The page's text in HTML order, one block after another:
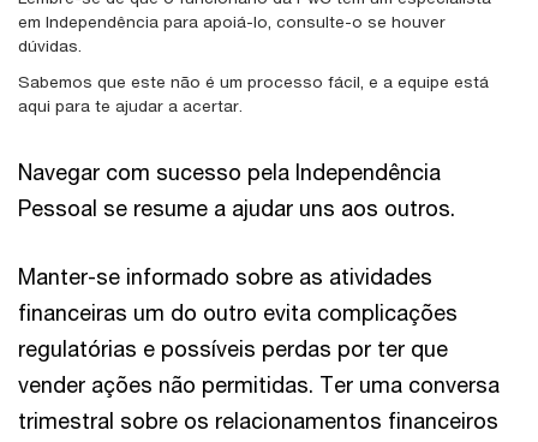
em Independência para apoiá-lo, consulte-o se houver
dúvidas.
Sabemos que este não é um processo fácil, e a equipe está
aqui para te ajudar a acertar.
Navegar com sucesso pela Independência
Pessoal se resume a ajudar uns aos outros.
Manter-se informado sobre as atividades
financeiras um do outro evita complicações
regulatórias e possíveis perdas por ter que
vender ações não permitidas. Ter uma conversa
trimestral sobre os relacionamentos financeiros